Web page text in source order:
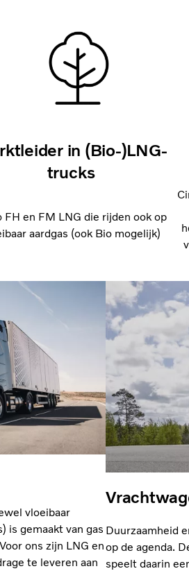
in (Bio-)LNG-
trucks
FH en FM LNG die rijden ook op
aardgas (ook Bio mogelijk)
vloeibaar
is gemaakt van gas
ons zijn LNG en
te leveren aan
Duurzaamheid
op de agenda.
speelt daarin